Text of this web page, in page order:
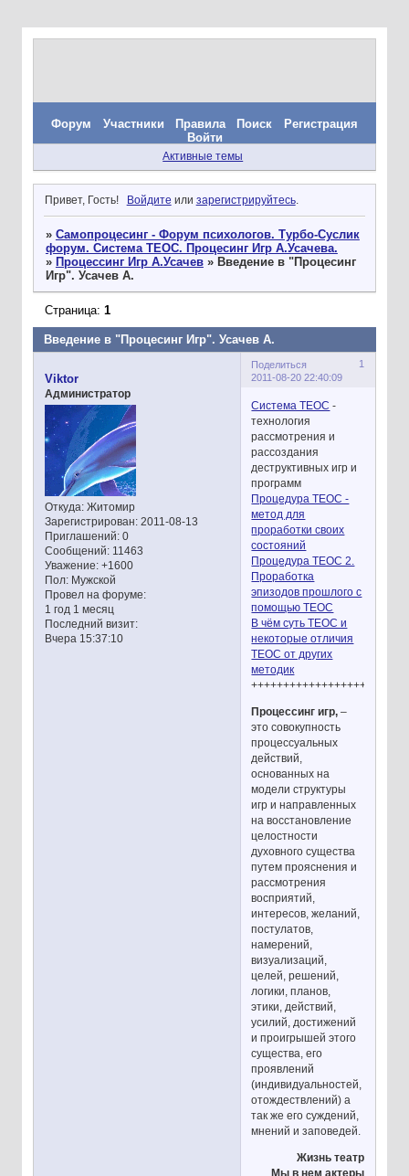
Форум Участники Правила Поиск
Регистрация
Войти
Активные темы
Привет, Гость! Войдите или зарегистрируйтесь.
» Самопроцесинг - Форум психологов. Турбо-Суслик
форум. Система ТЕОС. Процесинг Игр А.Усачева.
» Процессинг Игр А.Усачев » Введение в "Процесинг
Игр". Усачев А.
Введение в "Процесинг Игр". Усачев А.
Страница: 1
Поделиться
1
2011-08-20 22:40:09
Viktor
Администратор
Откуда:Житомир
Зарегистрирован: 2011-08-13
Приглашений:0
Сообщений:11463
Уважение: +1600
Пол:Мужской
Провел на форуме:
1 год 1 месяц
Последний визит:
Вчера 15:37:10
Система ТЕОС -
технология
рассмотрения и
рассоздания
деструктивных игр и
программ
Процедура ТЕОС -
метод для
проработки своих
состояний
Процедура ТЕОС 2.
Проработка
эпизодов прошлого с
помощью ТЕОС
В чём суть ТЕОС и
некоторые отличия
ТЕОС от других
методик
Процессинг игр,–
это совокупность
процессуальных
действий,
основанных на
модели структуры
игр и направленных
на восстановление
целостности
духовного существа
путем прояснения и
рассмотрения
восприятий,
интересов, желаний,
постулатов,
намерений,
визуализаций,
целей, решений,
логики, планов,
этики, действий,
усилий, достижений
и проигрышей этого
существа, его
проявлений
(индивидуальностей,
отождествлений) а
так же его суждений,
мнений и заповедей.
Жизнь театр
Мы в нем актеры